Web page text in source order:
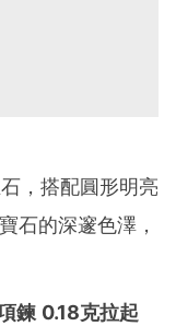
，搭配圓形明亮
石的深邃色澤，
鍊 0.18克拉起